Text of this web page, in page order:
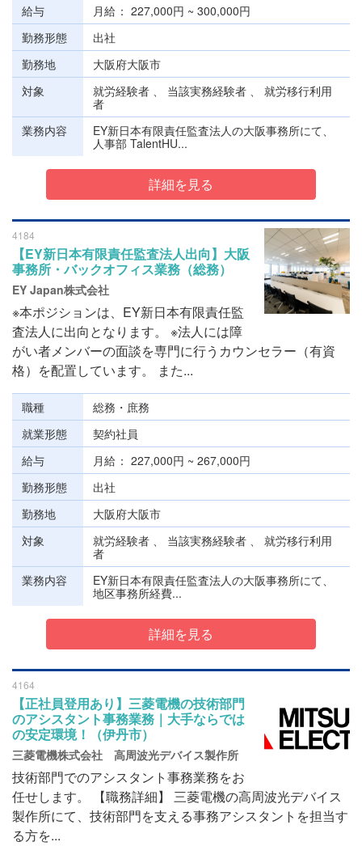
給与
月給
227,000円 ~ 300,000円
勤務形態
出社
勤務地
大阪府大阪市
対象
就労経験者 、 当該実務経験者 、 就労移行利用
者
業務内容
EY新日本有限責任監査法人の大阪事務所にて、
人事部 TalentHU...
詳細を見る
4184
【EY新日本有限責任監査法人出向】大阪
事務所・バックオフィス業務（総務）
EY Japan株式会社
※本ポジションは、EY新日本有限責任監
査法人に出向となります。 ※法人には障
がい者メンバーの面談を専門に行うカウンセラー（有資
格）を配置しています。 また...
職種
総務・庶務
就業形態
契約社員
給与
月給
227,000円 ~ 267,000円
勤務形態
出社
勤務地
大阪府大阪市
対象
就労経験者 、 当該実務経験者 、 就労移行利用
者
業務内容
EY新日本有限責任監査法人の大阪事務所にて、
地区事務所経費...
詳細を見る
4164
【正社員登用あり】三菱電機の技術部門
のアシスタント事務業務｜大手ならでは
の安定環境！（伊丹市）
三菱電機株式会社 高周波光デバイス製作所
技術部門でのアシスタント事務業務をお
任せします。 【職務詳細】 三菱電機の高周波光デバイス
製作所にて、技術部門を支える事務アシスタントを担当す
る方を...